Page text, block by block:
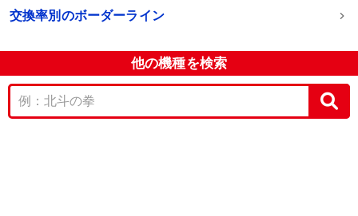
交換率別のボーダーライン
他の機種を検索